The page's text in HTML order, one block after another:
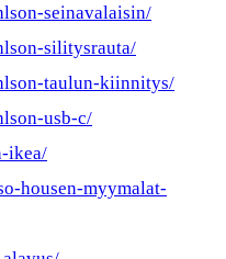
seinavalaisin/
silitysrauta/
taulun-kiinnitys/
usb-c/
ikea/
housen-myymalat-